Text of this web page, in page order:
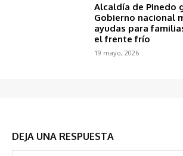
Alcaldía de Pinedo
Gobierno nacional
ayudas para
el frente frío
19 mayo, 2026
DEJA UNA RESPUESTA